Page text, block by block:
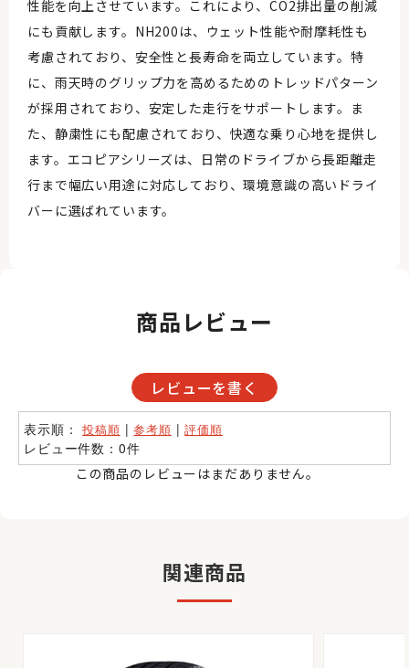
性能を向上させています。これにより、CO2排出量の削減
にも貢献します。NH200は、ウェット性能や耐摩耗性も
考慮されており、安全性と長寿命を両立しています。特
に、雨天時のグリップ力を高めるためのトレッドパターン
が採用されており、安定した走行をサポートします。ま
た、静粛性にも配慮されており、快適な乗り心地を提供し
ます。エコピアシリーズは、日常のドライブから長距離走
行まで幅広い用途に対応しており、環境意識の高いドライ
バーに選ばれています。
商品レビュー
レビューを書く
表示順：投稿順 |参考順 |評価順
レビュー件数：0件
この商品のレビューはまだありません。
関連商品